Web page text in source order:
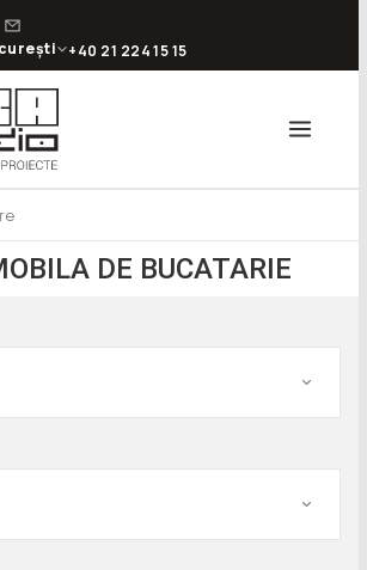
+40 21 224 15 15
DE BUCATARIE